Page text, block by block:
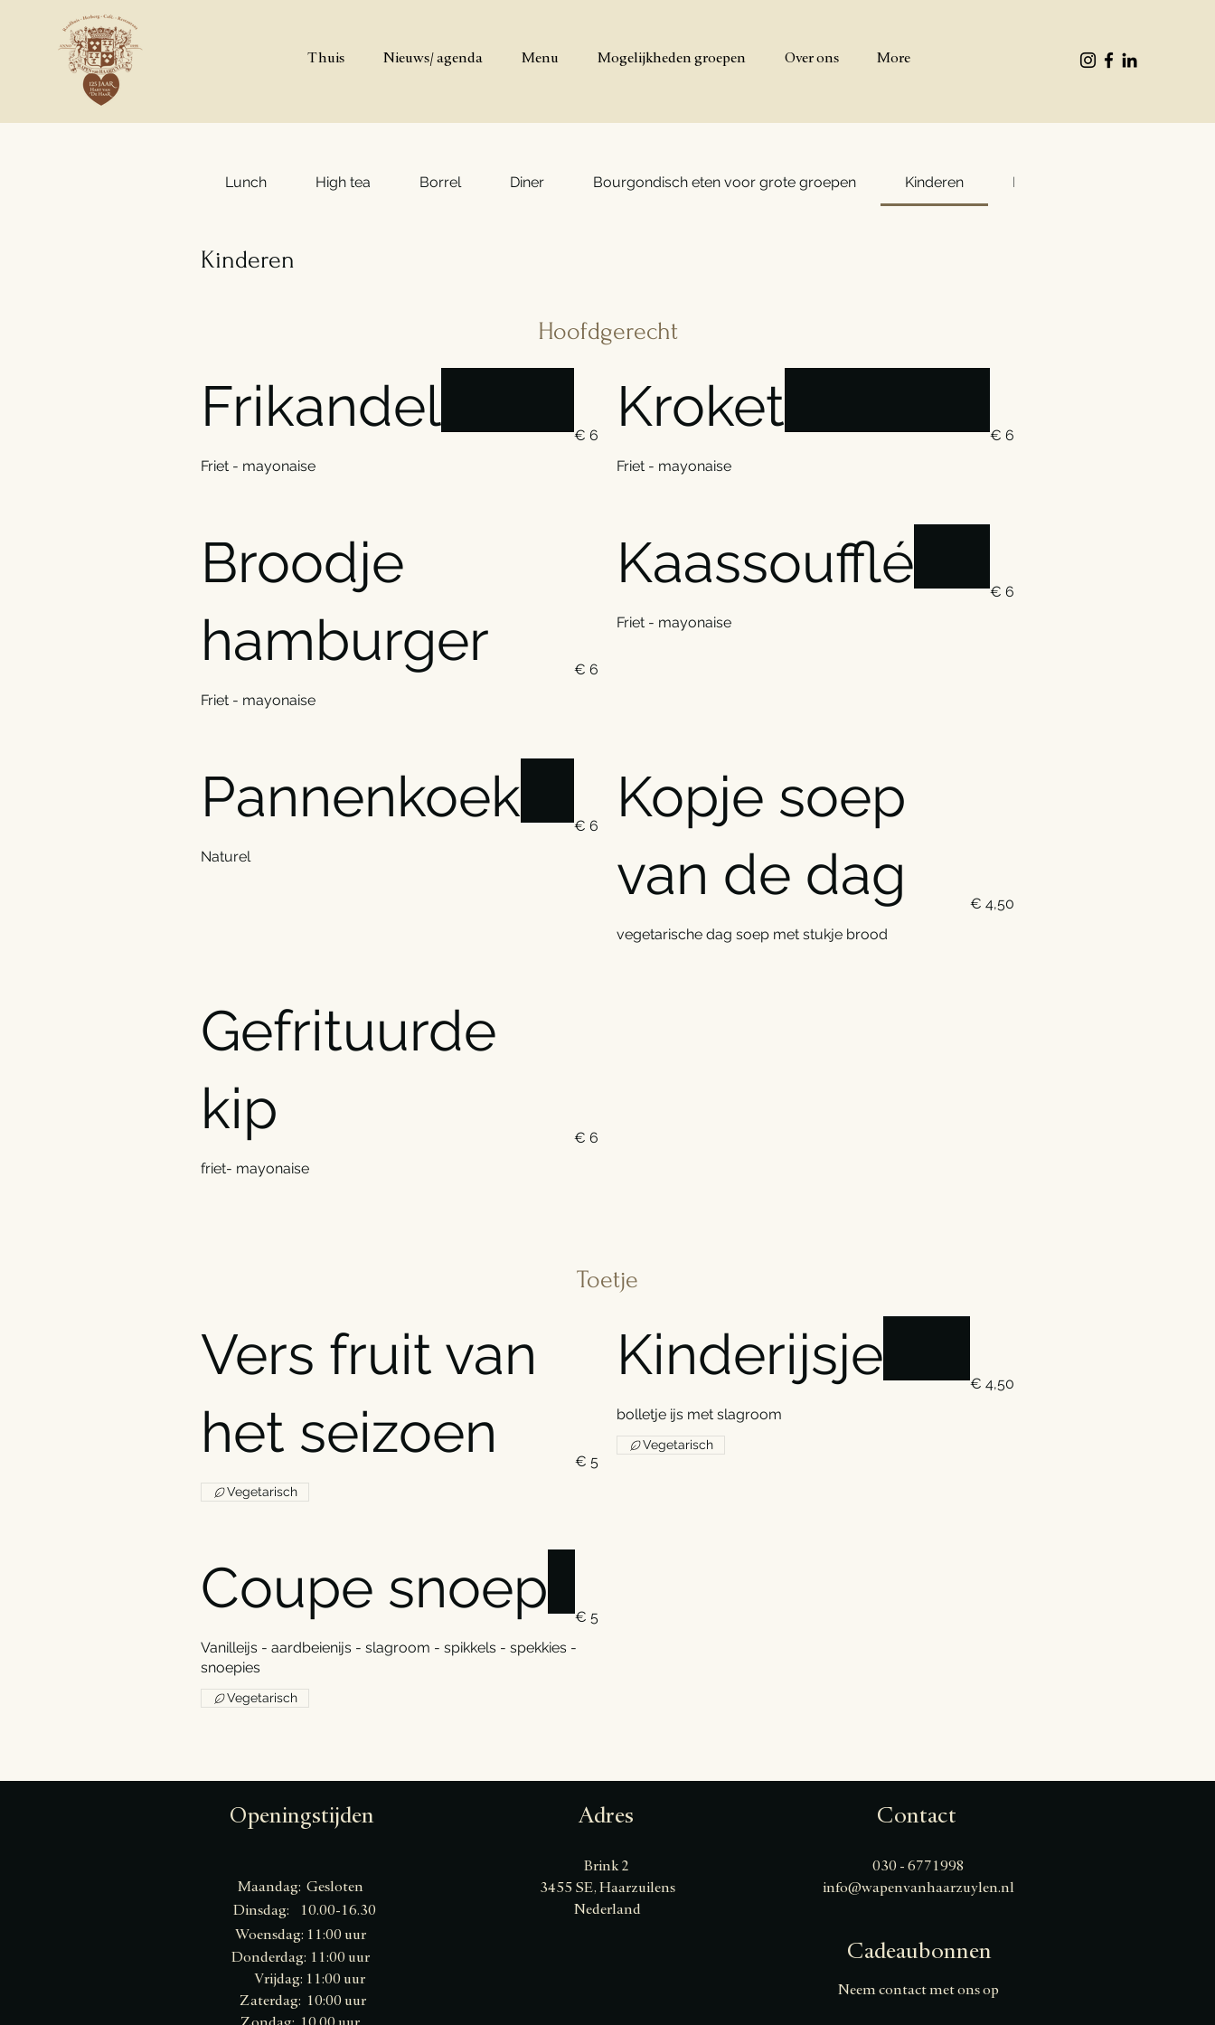
Thuis Nieuws/ agenda Menu Mogelijkheden groepen Over ons More
Lunch High tea Borrel Diner Bourgondisch eten voor grote groepen Kinderen Buffet 't Wapen v.a. 20
Kinderen
Hoofdgerecht
Frikandel
Friet - mayonaise
€ 6 Kroket
Friet - mayonaise
€ 6
Broodje
hamburger
Friet - mayonaise
€ 6
Kaassoufflé
Friet - mayonaise
€ 6
Pannenkoek
Naturel
€ 6
Kopje soep
van de dag
vegetarische dag soep met stukje brood
€ 4,50
Gefrituurde
kip
friet- mayonaise
€ 6
Toetje
Vers fruit van
het seizoen
€ 5
Vegetarisch
Kinderijsje
bolletje ijs met slagroom
€ 4,50
Vegetarisch
Coupe snoep
Vanilleijs - aardbeienijs - slagroom - spikkels - spekkies -
snoepies
€ 5
Vegetarisch
Openingstijden Adres Contact
Maandag: Gesloten
Dinsdag: 10.00-16.30
​​Woensdag: 11:00 uur
Donderdag: 11:00 uur
Vrijdag: 11:00 uur
Zaterdag: 10:00 uur
Brink 2
3455 SE, Haarzuilens
Nederland
Cadeaubonnen
Neem contact met ons op
030 - 6771998
info@wapenvanhaarzuylen.nl